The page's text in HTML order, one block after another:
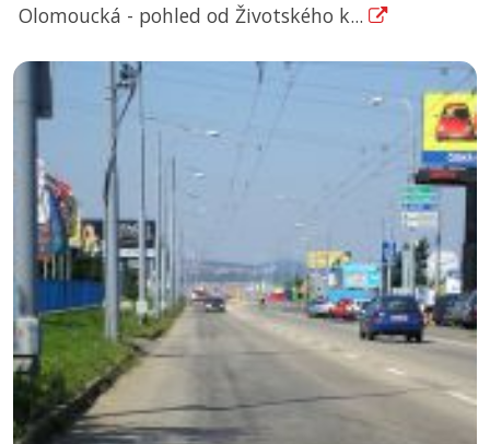
Olomoucká - pohled od Životského k...